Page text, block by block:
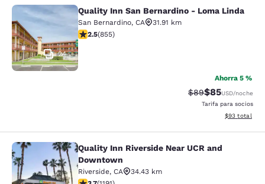
Quality Inn San Bernardino - Loma
24
Quality Inn San Bernardino - Loma Linda
San Bernardino, CA
31.91 km
calificación de 2.49 estrellas. Feria. 855 reseñas
2.5(855)
Ahorra 5 %
Precio tachado:
$89Precio con
$85USD/noche
Tarifa para socios
Ver detalles
$93 total
Quality Inn Riverside Near UCR
Quality Inn Riverside Near UCR and
Downtown
Riverside, CA
34.43 km
calificación de 3.66 estrellas. Bueno. 1191 reseñas